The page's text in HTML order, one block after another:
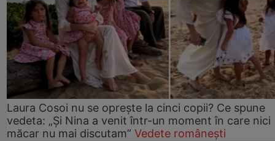
Laura Cosoi nu se oprește la cinci copii? Ce spune
vedeta: „Și Nina a venit într-un moment în care nici
măcar nu mai discutam” Vedete românești